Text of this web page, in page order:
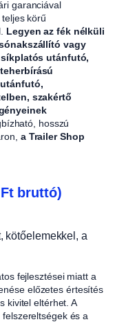
garanciával
körű
Legyen az fék nélküli
vagy
utánfutó,
szakértő
hosszú
a Trailer Shop
Ftbruttó)
kötőelemekkel, a
fejlesztései miatt a
előzetes értesítés
kivitel eltérhet. A
és a